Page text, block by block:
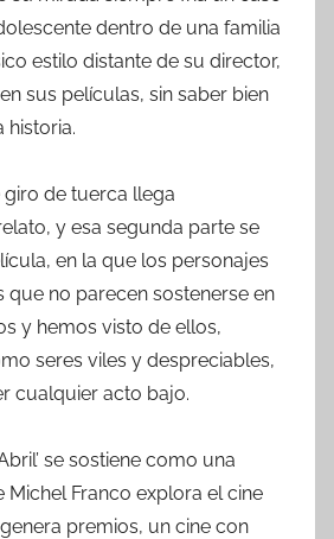
dentro de una familia
estilo distante de su director,
sus películas, sin saber bien
historia.
giro de tuerca llega
y esa segunda parte se
en la que los personajes
que no parecen sostenerse en
y hemos visto de ellos,
seres viles y despreciables,
cualquier acto bajo.
se sostiene como una
Michel Franco explora el cine
premios, un cine con